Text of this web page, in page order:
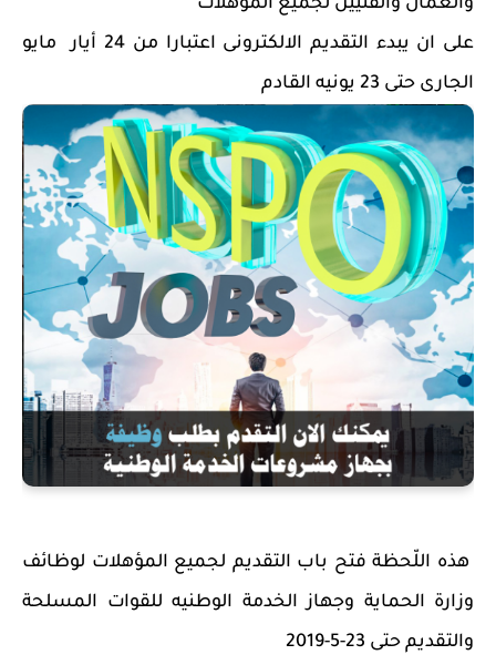
والعمال والفنيين لجميع المؤهلات
على ان يبدء التقديم الالكترونى اعتبارا من 24 أيار مايو
الجارى حتى 23 يونيه القادم
هذه اللّحظة فتح باب التقديم لجميع المؤهلات لوظائف
وزارة الحماية وجهاز الخدمة الوطنيه للقوات المسلحة
والتقديم حتى 23-5-2019